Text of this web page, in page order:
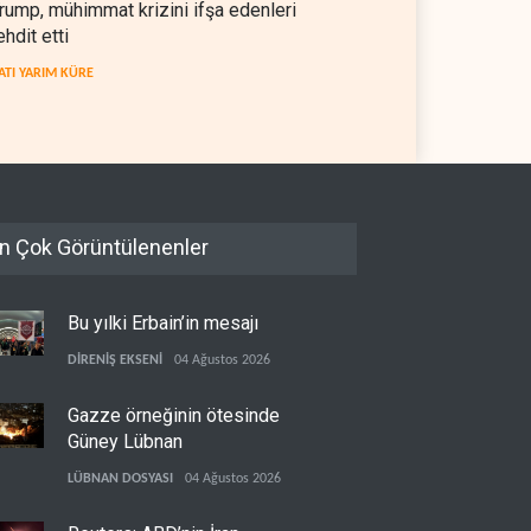
mühimmat krizini ifşa edenleri
etti
YARIM KÜRE
Çok Görüntülenenler
Bu yılki Erbain’in mesajı
DİRENİŞ EKSENİ 04 Ağustos 2026
Gazze örneğinin ötesinde
Güney Lübnan
LÜBNAN DOSYASI 04 Ağustos 2026